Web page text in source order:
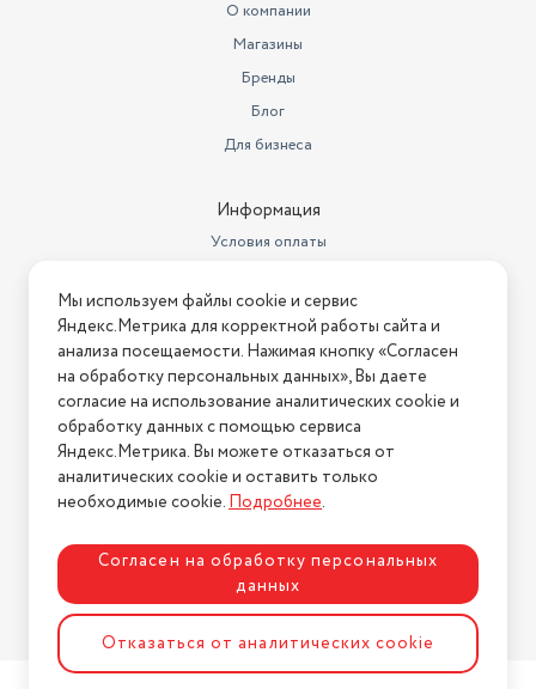
О компании
Магазины
Бренды
Блог
Для бизнеса
Информация
Условия оплаты
Условия возврата
Нашли ошибку на сайте? Напишите нам
2026 © Интернет-магазин "АстМаркет". У нас есть всё!
Политика конфиденциальности
Разработка сайтаASTDESIGN
Мы используем файлы cookie и сервис
Яндекс.Метрика для корректной работы сайта и
анализа посещаемости. Нажимая кнопку «Согласен
на обработку персональных данных», Вы даете
согласие на использование аналитических cookie и
обработку данных с помощью сервиса
Яндекс.Метрика. Вы можете отказаться от
аналитических cookie и оставить только
необходимые cookie.Подробнее.
Согласен на обработку персональных
данных
Отказаться от аналитических cookie